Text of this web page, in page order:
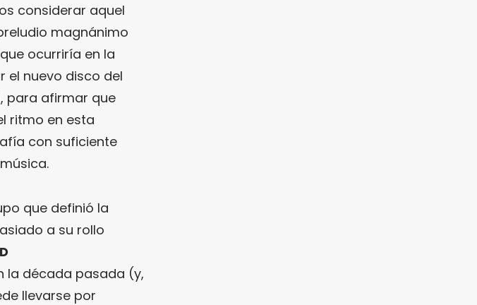
considerar aquel
magnánimo
ocurriría en la
el nuevo disco del
para afirmar que
ritmo en esta
con suficiente
que definió la
a su rollo
la década pasada (y,
llevarse por